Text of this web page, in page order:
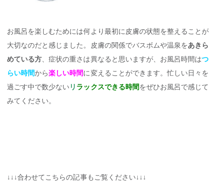
お風呂を楽しむためには何より最初に皮膚の状態を整えることが
大切なのだと感じました。皮膚の関係でバスボムや温泉をあきら
めている方 、症状の重さは異なると思いますが、お風呂時間はつ
らい時間から楽しい時間に変えることができます。忙しい日々を
過ごす中で数少ない リ ラックスできる時間をぜひお風呂で感じて
みてください。
↓↓↓合わせてこちらの記事もご覧ください↓↓↓